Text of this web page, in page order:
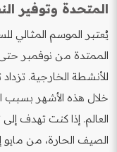
المتحدة وتوفير
يُعتبر الموسم المثالي
الممتدة من نوفمبر
للأنشطة الخارجية.
خلال هذه الأشهر بسبب
العالم. إذا كنت تهدف
الصيف الحارة، من مايو